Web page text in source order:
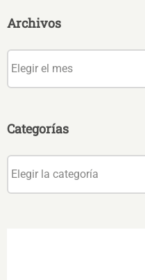
Archivos
Categorías